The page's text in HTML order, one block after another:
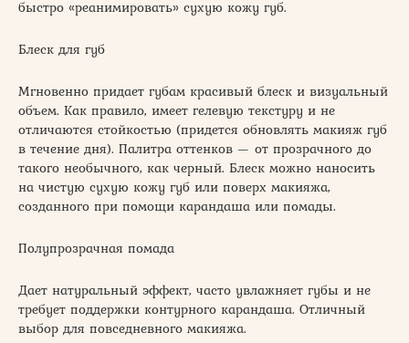
быстро «реанимировать» сухую кожу губ.
Блеск для губ
Мгновенно придает губам красивый блеск и визуальный
объем. Как правило, имеет гелевую текстуру и не
отличаются стойкостью (придется обновлять макияж губ
в течение дня). Палитра оттенков — от прозрачного до
такого необычного, как черный. Блеск можно наносить
на чистую сухую кожу губ или поверх макияжа,
созданного при помощи карандаша или помады.
Полупрозрачная помада
Дает натуральный эффект, часто увлажняет губы и не
требует поддержки контурного карандаша. Отличный
выбор для повседневного макияжа.